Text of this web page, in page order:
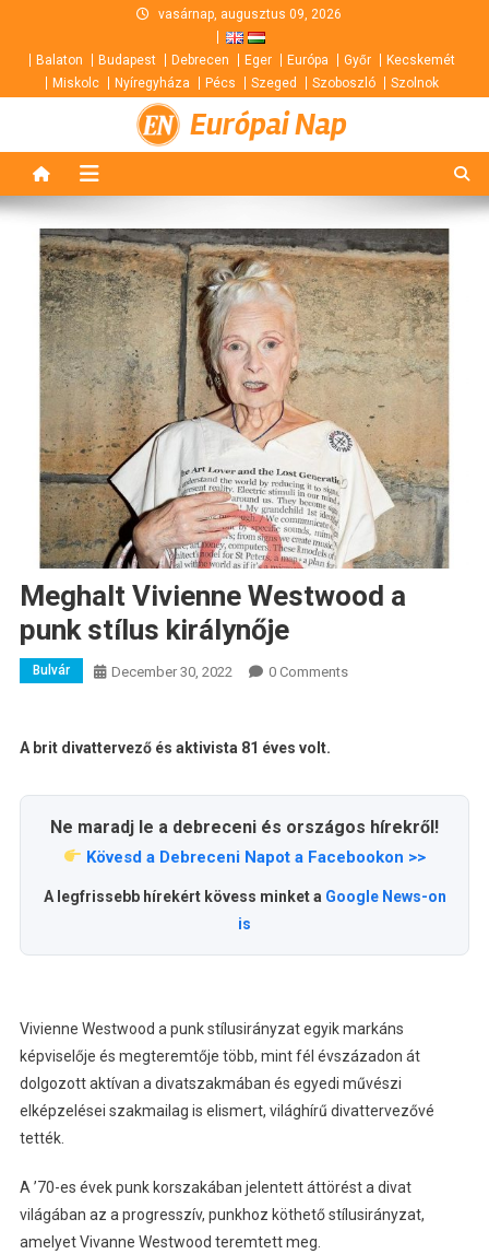
content
vasárnap, augusztus 09, 2026
Balaton Budapest Debrecen Eger Európa Győr
Kecskemét
Miskolc
Nyíregyháza Pécs Szeged Szoboszló Szolnok
Európai Nap
Meghalt Vivienne Westwood a
punk stílus királynője
Bulvár December 30, 2022 0 Comments
A brit divattervező és aktivista 81 éves volt.
Ne maradj le a debreceni és országos hírekről!
Kövesd a Debreceni Napot a Facebookon >>
A legfrissebb hírekért kövess minket a Google News-on
is
Vivienne Westwood a punk stílusirányzat egyik markáns
képviselője és megteremtője több, mint fél évszázadon át
dolgozott aktívan a divatszakmában és egyedi művészi
elképzelései szakmailag is elismert, világhírű divattervezővé
tették.
A ’70-es évek punk korszakában jelentett áttörést a divat
világában az a progresszív, punkhoz köthető stílusirányzat,
amelyet Vivanne Westwood teremtett meg.